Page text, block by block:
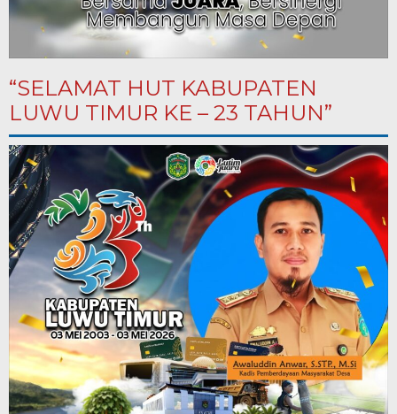
“SELAMAT HUT KABUPATEN
LUWU TIMUR KE – 23 TAHUN”